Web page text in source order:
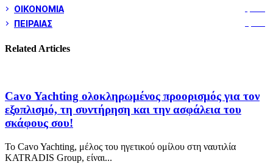
ΟΙΚΟΝΟΜΙΑ
ΠΕΙΡΑΙΑΣ
Related Articles
Cavo Yachting ολοκληρωμένος προορισμός για τον
εξοπλισμό, τη συντήρηση και την ασφάλεια του
σκάφους σου!
Το Cavo Yachting, μέλος του ηγετικού ομίλου στη ναυτιλία
KATRADIS Group, είναι...